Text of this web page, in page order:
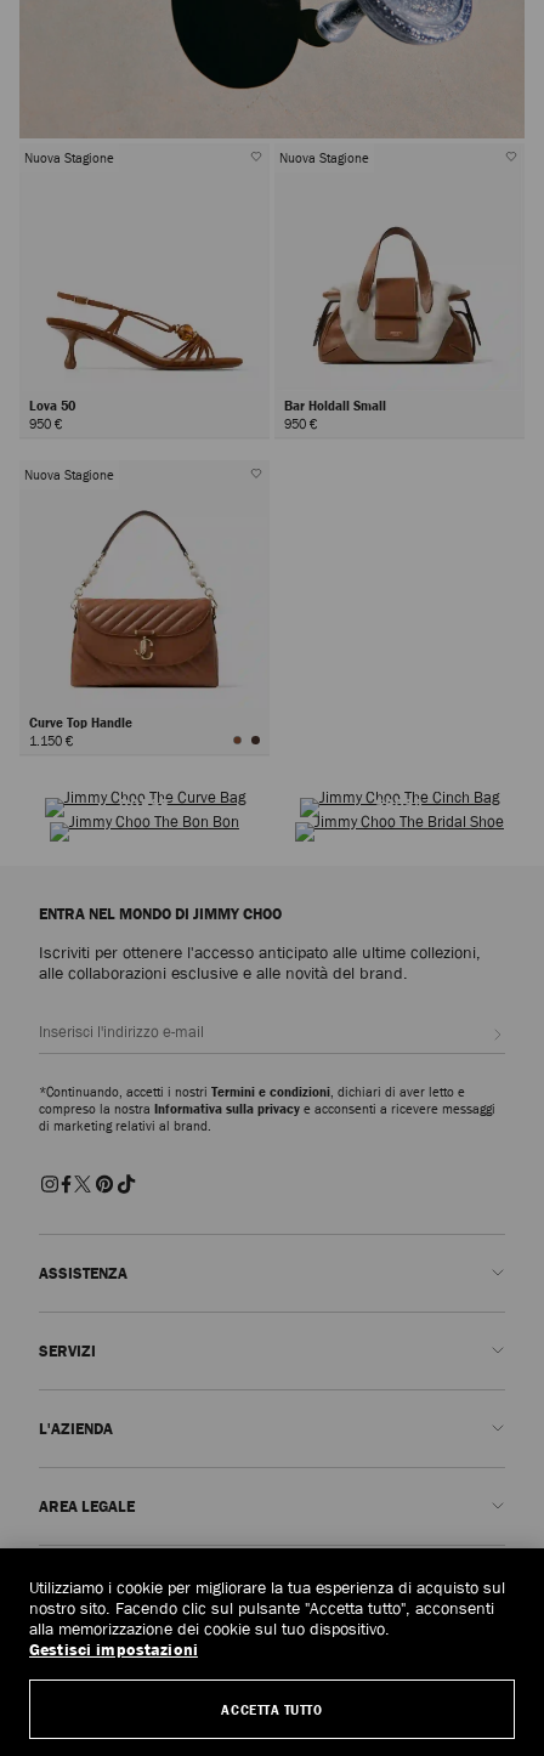
Nuova Stagione
Lova 50
950 €
Nuova Stagione
Bar Holdall Small
950 €
Nuova Stagione
Curve Top Handle
1.150 €
BORSE
SPOSA
ENTRA NEL MONDO DI JIMMY CHOO
Iscriviti per ottenere l'accesso anticipato alle ultime collezioni,
alle collaborazioni esclusive e alle novità del brand.
*Continuando, accetti i nostri Termini e condizioni , dichiari di aver letto e
compreso la nostra Informativa sulla privacy e acconsenti a ricevere messaggi
di marketing relativi al brand.
ASSISTENZA
Annulla ordine
SERVIZI
L'AZIENDA
Il Nostro Impatto
Responsabilità
Maestria artigianale
AREA LEGALE
Termini e condizioni
Diritto all'oblio
Modulo richiesta di accesso ai dati personali
Albania(€)
Utilizziamo i cookie per migliorare la tua esperienza di acquisto sul
nostro sito. Facendo clic sul pulsante "Accetta tutto", acconsenti
alla memorizzazione dei cookie sul tuo dispositivo.
Gestisci impostazioni
ACCETTA TUTTO